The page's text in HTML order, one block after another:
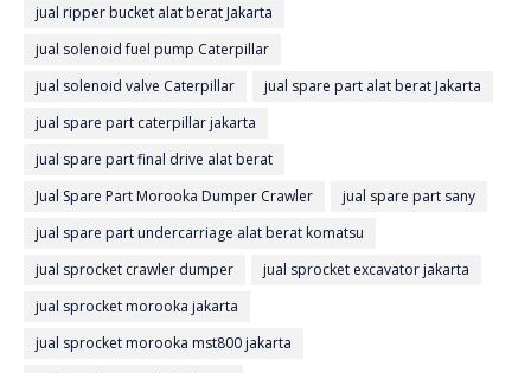
jual ripper bucket alat berat Jakarta
jual solenoid fuel pump Caterpillar
jual solenoid valve Caterpillar
jual spare part alat berat Jakarta
jual spare part caterpillar jakarta
jual spare part final drive alat berat
Jual Spare Part Morooka Dumper Crawler
jual spare part sany
jual spare part undercarriage alat berat komatsu
jual sprocket crawler dumper
jual sprocket excavator jakarta
jual sprocket morooka jakarta
jual sprocket morooka mst800 jakarta